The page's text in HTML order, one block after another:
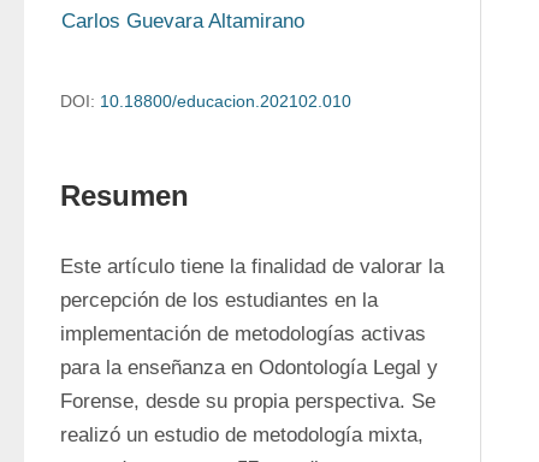
Carlos Guevara Altamirano
DOI: 10.18800/educacion.202102.010
Resumen
Este artículo tiene la finalidad de valorar la
percepción de los estudiantes en la
implementación de metodologías activas
para la enseñanza en Odontología Legal y
Forense, desde su propia perspectiva. Se
realizó un estudio de metodología mixta,